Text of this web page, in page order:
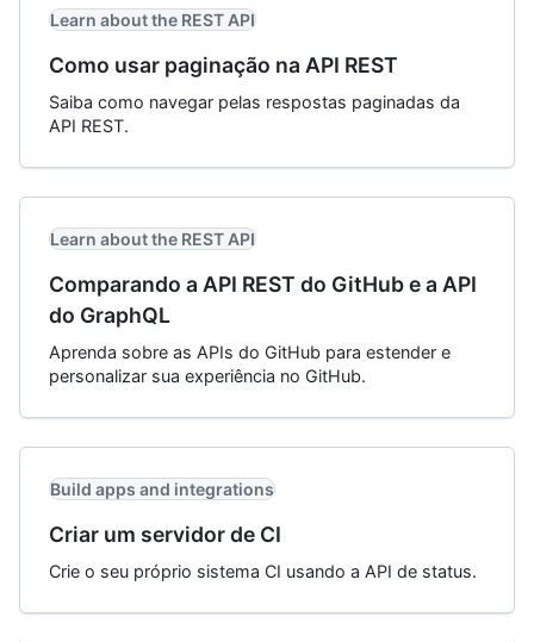
Learn about the REST API
Como usar paginação na API REST
Saiba como navegar pelas respostas paginadas da
API REST.
Learn about the REST API
Comparando a API REST do GitHub e a API
do GraphQL
Aprenda sobre as APIs do GitHub para estender e
personalizar sua experiência no GitHub.
Build apps and integrations
Criar um servidor de CI
Crie o seu próprio sistema CI usando a API de status.